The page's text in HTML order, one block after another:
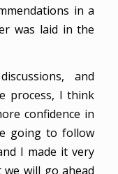
in a
was laid in the
and
process, I think
confidence in
going to follow
I made it very
will go ahead